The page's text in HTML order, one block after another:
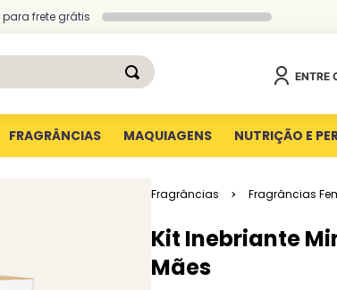
para frete grátis
ENTRE
FRAGRÂNCIAS MAQUIAGENS NUTRIÇÃO E
Fragrâncias Fragrâncias
Kit Inebriante
Mães